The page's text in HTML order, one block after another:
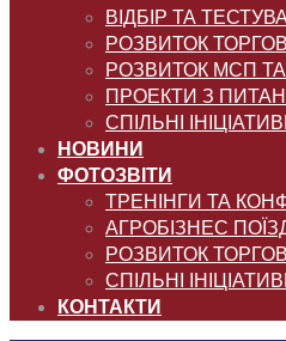
ВІДБІР ТА
РОЗВИТОК
РОЗВИТОК МСП
ПРОЕКТИ З
СПІЛЬНІ
НОВИНИ
ФОТОЗВІТИ
ТРЕНІНГИ ТА
АГРОБІЗНЕС
РОЗВИТОК
СПІЛЬНІ
КОНТАКТИ